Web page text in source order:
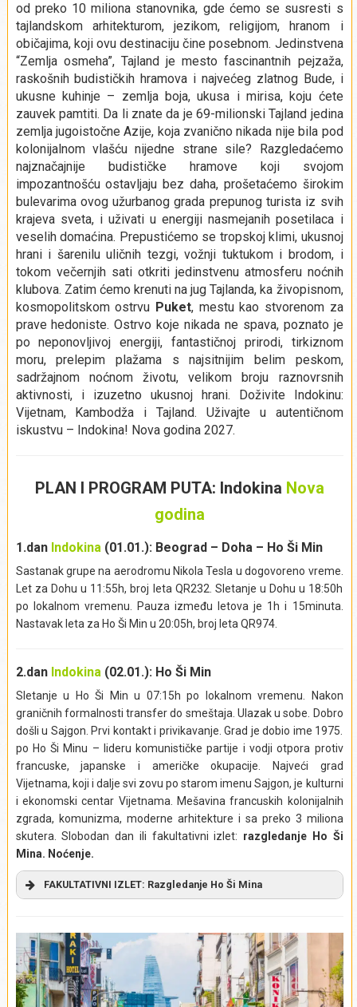
od preko 10 miliona stanovnika, gde ćemo se susresti s
tajlandskom arhitekturom, jezikom, religijom, hranom i
običajima, koji ovu destinaciju čine posebnom. Jedinstvena
“Zemlja osmeha”, Tajland je mesto fascinantnih pejzaža,
raskošnih budističkih hramova i najvećeg zlatnog Bude, i
ukusne kuhinje – zemlja boja, ukusa i mirisa, koju ćete
zauvek pamtiti. Da li znate da je 69-milionski Tajland jedina
zemlja jugoistočne Azije, koja zvanično nikada nije bila pod
kolonijalnom vlašću nijedne strane sile?
Razgledaćemo
najznačajnije budističke hramove koji svojom
impozantnošću ostavljaju bez daha, prošetaćemo širokim
bulevarima ovog užurbanog grada prepunog turista iz svih
krajeva sveta, i uživati u energiji nasmejanih posetilaca i
veselih domaćina. Prepustićemo se tropskoj klimi, ukusnoj
hrani i šarenilu uličnih tezgi, vožnji tuktukom i brodom, i
tokom večernjih sati otkriti jedinstvenu atmosferu noćnih
klubova. Zatim ćemo krenuti na jug Tajlanda, ka živopisnom,
kosmopolitskom ostrvu Puket, mestu kao stvorenom za
prave hedoniste. Ostrvo koje nikada ne spava, poznato je
po neponovljivoj energiji, fantastičnoj prirodi, tirkiznom
moru, prelepim plažama s najsitnijim belim peskom,
sadržajnom noćnom životu, velikom broju raznovrsnih
aktivnosti, i izuzetno ukusnoj hrani. Doživite Indokinu:
Vijetnam, Kambodža i Tajland. Uživajte u autentičnom
iskustvu – Indokina! Nova godina 2027.
PLAN I PROGRAM PUTA: Indokina Nova
godina
1.dan Indokina(01.01.): Beograd – Doha – Ho Ši Min
Sastanak grupe na aerodromu Nikola Tesla u dogovoreno vreme.
Let za Dohu u 11:55h, broj leta QR232. Sletanje u Dohu u 18:50h
po lokalnom vremenu. Pauza između letova je 1h i 15minuta.
Nastavak leta za Ho Ši Min u 20:05h, broj leta QR974.
2.dan Indokina(02.01.): Ho Ši Min
Sletanje u Ho Ši Min u 07:15h po lokalnom vremenu. Nakon
graničnih formalnosti transfer do smeštaja. Ulazak u sobe. Dobro
došli u Sajgon. Prvi kontakt i privikavanje. Grad je dobio ime 1975.
po Ho Ši Minu – lideru komunističke partije i vodji otpora protiv
francuske, japanske i američke okupacije. Najveći grad
Vijetnama, koji i dalje svi zovu po starom imenu Sajgon, je kulturni
i ekonomski centar Vijetnama. Mešavina francuskih kolonijalnih
zgrada, komunizma, moderne arhitekture i sa preko 3 miliona
skutera. Slobodan dan ili fakultativni izlet: razgledanje Ho Ši
Mina. Noćenje.
FAKULTATIVNI IZLET: Razgledanje Ho Ši Mina
tokom koje ćemo upoznati centralni, kulturno-istorijski deo
najvećeg grada u južnom Vijetnamu, i ekonomsku
prestonicu ove zemlje. Tokom lagane šetnje, obići ćemo
najznačajnije znamenitosti Ho Ši Mina i upoznati život grada
koji je nekada nosio naziv Sajgon. Saznaćemo više o